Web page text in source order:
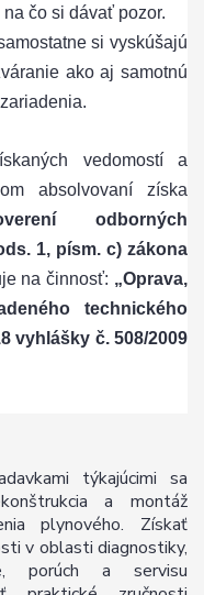
čo si dávať pozor.
si vyskúšajú
ako aj samotnú
vedomostí a
absolvovaní získa
odborných
1, písm. c) zákona
na činnosť: „Oprava,
technického
vyhlášky č. 508/2009
týkajúcimi sa
a montáž
plynového. Získať
v oblasti diagnostiky,
porúch a servisu